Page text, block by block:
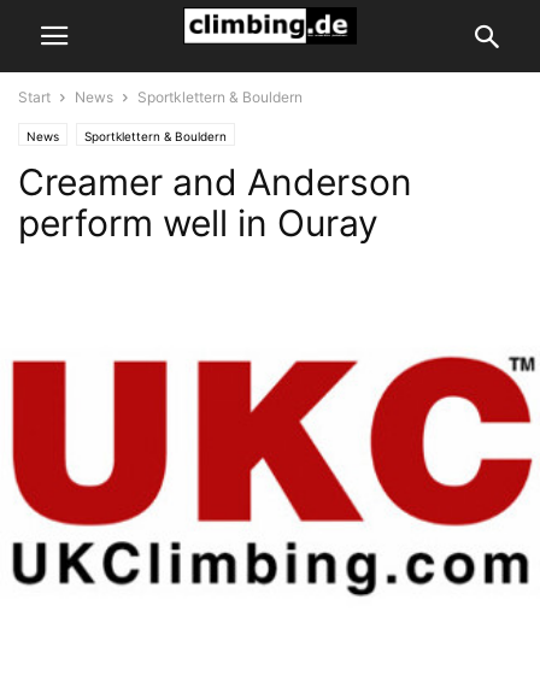
Start News Sportklettern & Bouldern
News Sportklettern & Bouldern
Creamer and Anderson
perform well in Ouray